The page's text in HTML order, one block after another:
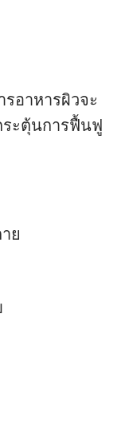
อาหารผิวจะ
ระตุ้นการฟื้นฟู
ย